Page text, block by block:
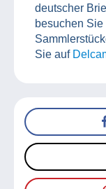
deutscher
besuchen
Sie auf